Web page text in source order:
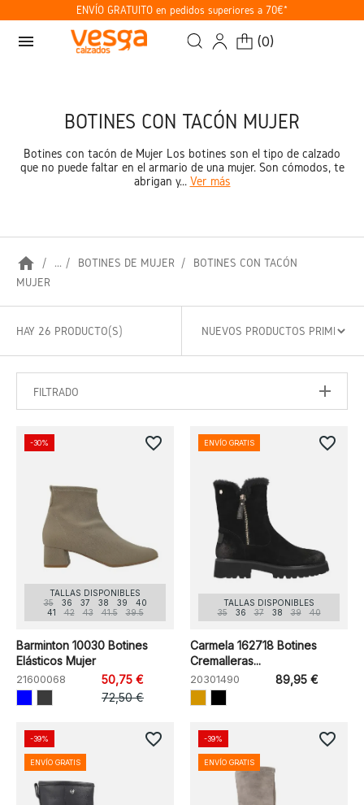
ENVÍO GRATUITO en pedidos superiores a 70€*
menu (0)
BOTINES CON TACÓN MUJER
Botines con tacón de Mujer Los botines son el tipo de calzado
que no puede faltar en el armario de una mujer. Son cómodos, te
abrigan y... Ver más
home ... BOTINES DE MUJER
BOTINES CON TACÓN
MUJER
HAY 26 PRODUCTO(S)
FILTRADO
TALLAS DISPONIBLES
35
36 37 38 39
40
41
42 43 41.5 39.5
Barminton 10030 Botines
Elásticos Mujer
21600068
50,75 €
72,50 €
-30% favorite_border
TALLAS DISPONIBLES
35
36 37 38 39 40
Carmela 162718 Botines
Cremalleras...
20301490 89,95 €
ENVÍO GRATIS favorite_border
-39%
ENVÍO GRATIS
favorite_border -39%
ENVÍO GRATIS
favorite_border